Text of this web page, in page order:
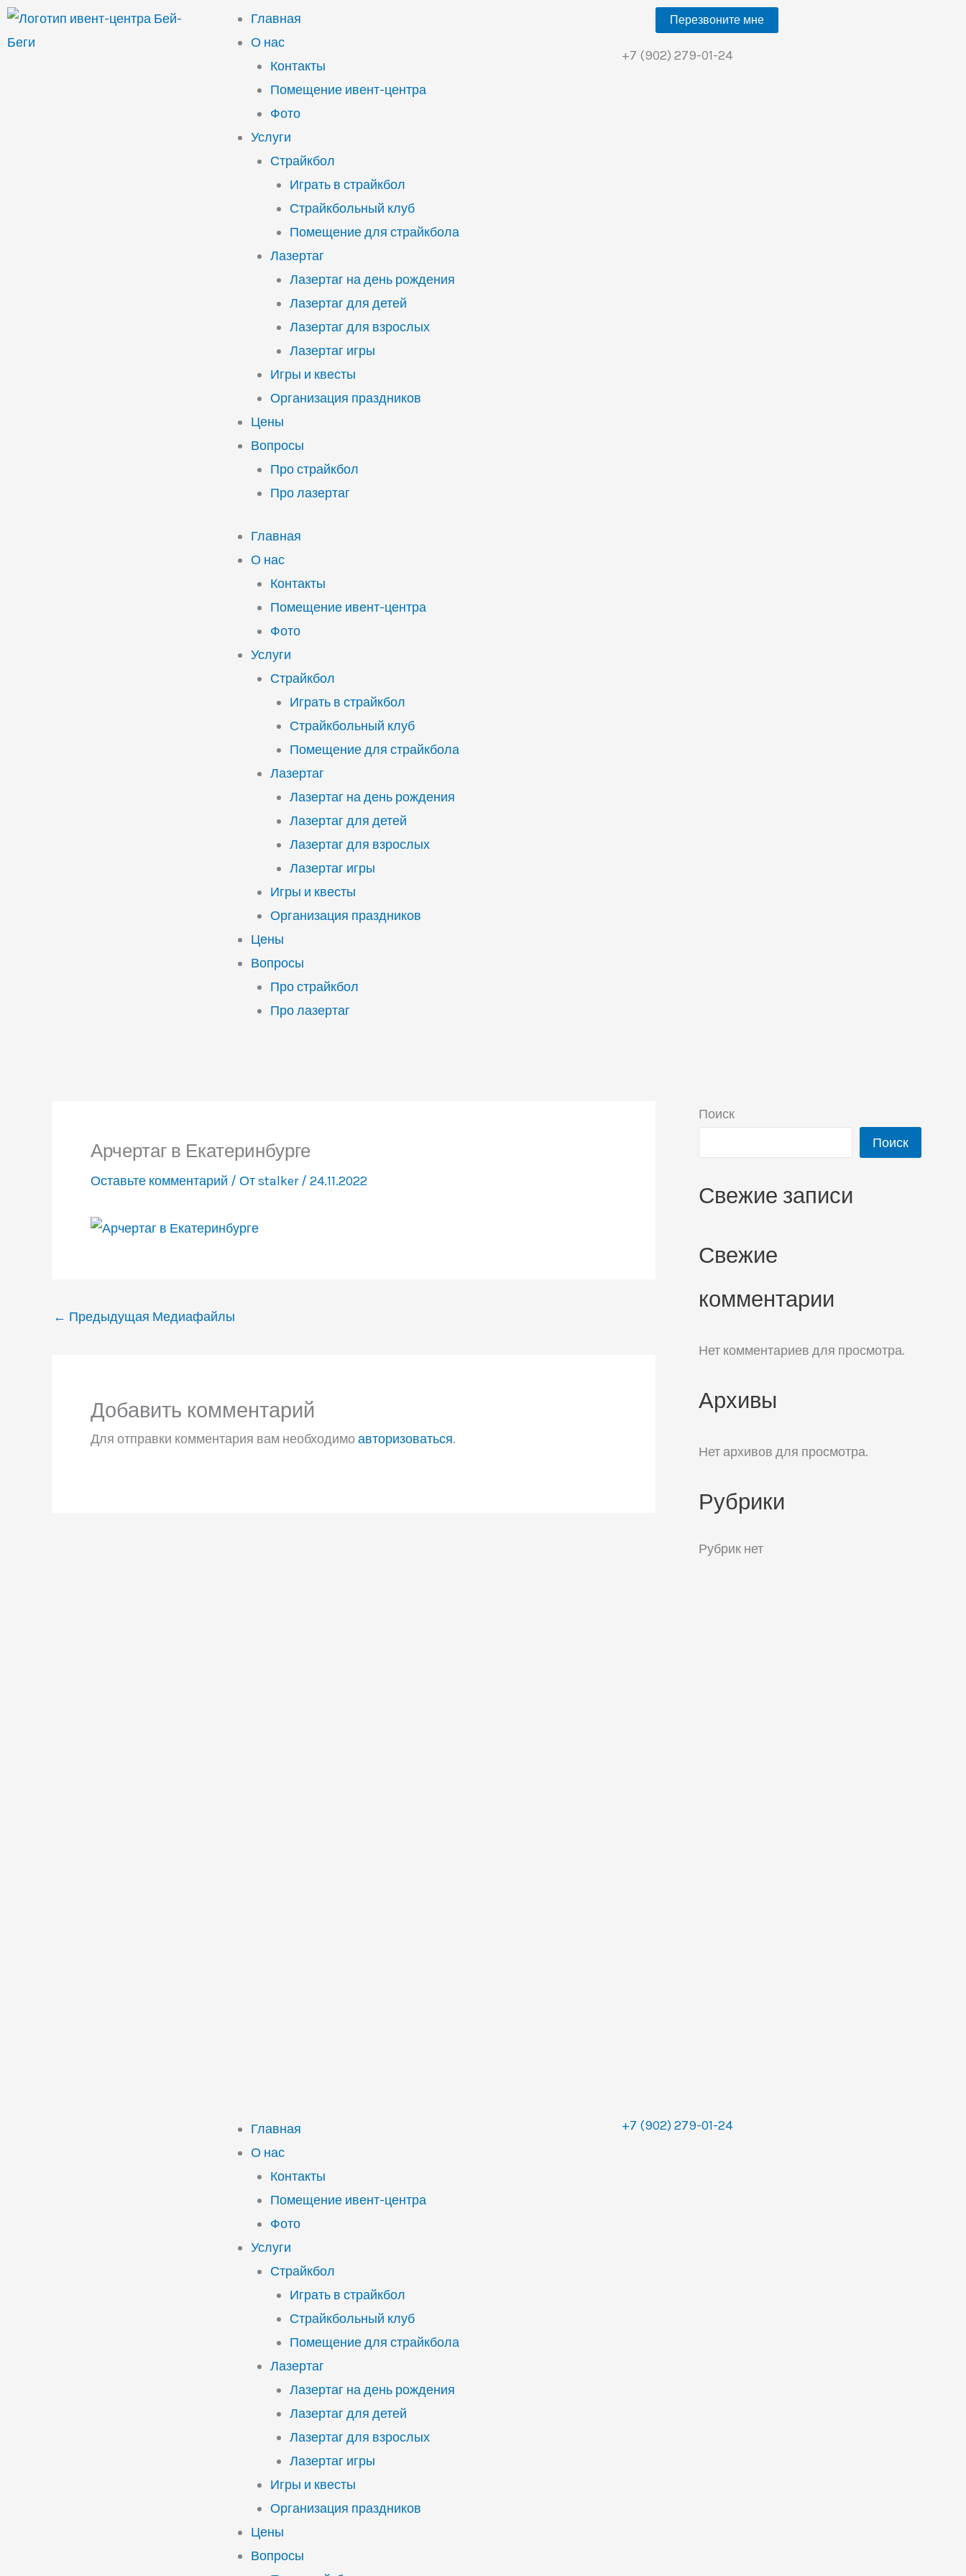
Перейти
Главная
О нас
Контакты
Помещение ивент-центра
Фото
Услуги
Страйкбол
Играть в страйкбол
Страйкбольный клуб
Помещение для страйкбола
Лазертаг
Лазертаг на день рождения
Лазертаг для детей
Лазертаг для взрослых
Лазертаг игры
Игры и квесты
Организация праздников
Цены
Вопросы
Про страйкбол
Про лазертаг
Главная
О нас
Контакты
Помещение ивент-центра
Фото
Услуги
Страйкбол
Играть в страйкбол
Страйкбольный клуб
Помещение для страйкбола
Лазертаг
Лазертаг на день рождения
Лазертаг для детей
Лазертаг для взрослых
Лазертаг игры
Игры и квесты
Организация праздников
Цены
Вопросы
Про страйкбол
Про лазертаг
Перезвоните мне
+7 (902) 279-01-24
Арчертаг в Екатеринбурге
Оставьте комментарий / Отstalker/ 24.11.2022
← Предыдущая Медиафайлы
Добавить комментарий
Для отправки комментария вам необходимоавторизоваться.
Поиск
Поиск
Свежие записи
Свежие
комментарии
Нет комментариев для просмотра.
Архивы
Нет архивов для просмотра.
Рубрики
Рубрик нет
Главная
О нас
Контакты
Помещение ивент-центра
Фото
Услуги
Страйкбол
Играть в страйкбол
Страйкбольный клуб
Помещение для страйкбола
Лазертаг
Лазертаг на день рождения
Лазертаг для детей
Лазертаг для взрослых
Лазертаг игры
Игры и квесты
Организация праздников
Цены
Вопросы
+7 (902) 279-01-24